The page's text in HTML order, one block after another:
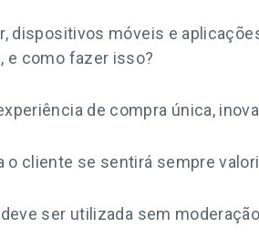
dispositivos móveis e
e como fazer isso?
de compra única,
o cliente se sentirá sempre
ser utilizada sem